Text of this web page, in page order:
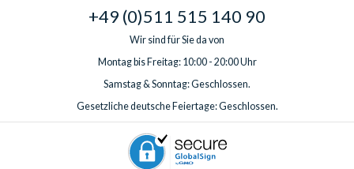
+49 (0)511 515 140 90
Wir sind für Sie da von
Montag bis Freitag: 10:00 - 20:00 Uhr
Samstag & Sonntag: Geschlossen.
Gesetzliche deutsche Feiertage: Geschlossen.